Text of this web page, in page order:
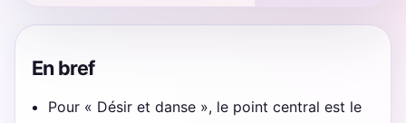
En bref
Pour « Désir et danse », le point central est le